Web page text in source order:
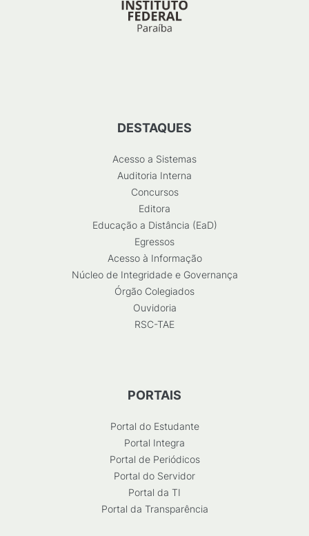
DESTAQUES
Acesso a Sistemas
Auditoria Interna
Concursos
Editora
Educação a Distância (EaD)
Egressos
Acesso à Informação
Núcleo de Integridade e Governança
Órgão Colegiados
Ouvidoria
RSC-TAE
PORTAIS
Portal do Estudante
Portal Integra
Portal de Periódicos
Portal do Servidor
Portal da TI
Portal da Transparência